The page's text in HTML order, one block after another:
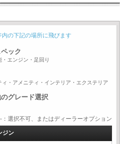
内の下記の場所に飛びます
ック
・エンジン・足回り
ィ・アメニティ・インテリア・エクステリア
グレード選択
択不可、またはディーラーオプション
ジン